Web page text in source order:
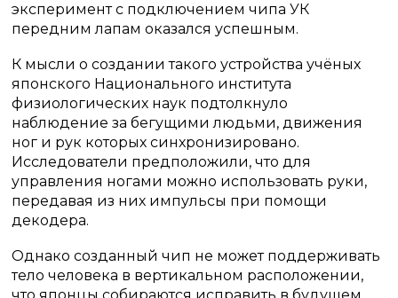
эксперимент с подключением чипа УК
передним лапам оказался успешным.
К мысли о создании такого устройства учёных
японского Национального института
физиологических наук подтолкнуло
наблюдение за бегущими людьми, движения
ног и рук которых синхронизировано.
Исследователи предположили, что для
управления ногами можно использовать руки,
передавая из них импульсы при помощи
декодера.
Однако созданный чип не может поддерживать
тело человека в вертикальном расположении,